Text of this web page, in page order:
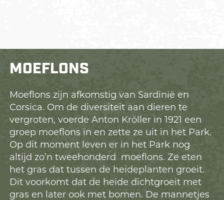
MOEFLONS
Moeflons zijn afkomstig van Sardinië en
Corsica. Om de diversiteit aan dieren te
vergroten, voerde Anton Kröller in 1921 een
groep moeflons in en zette ze uit in het Park.
Op dit moment leven er in het Park nog
altijd zo’n tweehonderd moeflons. Ze eten
het gras dat tussen de heideplanten groeit.
Dit voorkomt dat de heide dichtgroeit met
gras en later ook met bomen. De mannetjes